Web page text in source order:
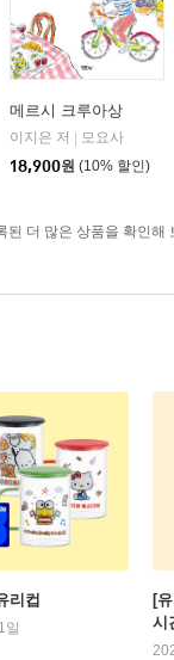
메르시 크루아상
이지은 저
모요사
18,900원 (10% 할인)
된 더 많은 상품을 확인해
리컵
[
시